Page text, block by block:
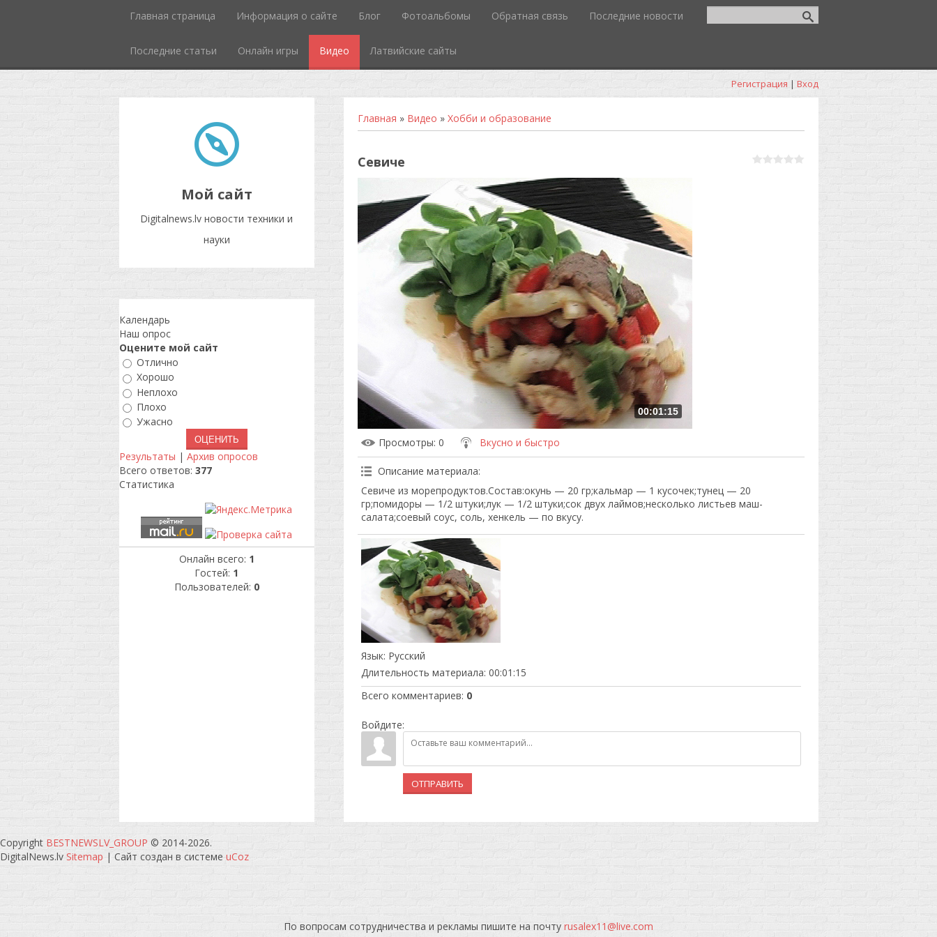
Главная страница Информация о сайте Блог Фотоальбомы Обратная связь Последние новости
Последние статьи Онлайн игры Видео Латвийские сайты
Регистрация | Вход
Мой сайт
Digitalnews.lv новости техники и
науки
Главная » Видео » Хобби и образование
Севиче
00:01:15
Просмотры: 0 Вкусно и быстро
Описание материала:
Севиче из морепродуктов.Состав:окунь — 20 гр;кальмар — 1 кусочек;тунец — 20
гр;помидоры — 1/2 штуки;лук — 1/2 штуки;сок двух лаймов;несколько листьев маш-
салата;соевый соус, соль, хенкель — по вкусу.
Язык: Русский
Длительность материала: 00:01:15
Всего комментариев: 0
Войдите:
ОТПРАВИТЬ
Календарь
Наш опрос
Оцените мой сайт
Отлично
Хорошо
Неплохо
Плохо
Ужасно
Результаты | Архив опросов
Всего ответов: 377
Статистика
Онлайн всего: 1
Гостей: 1
Пользователей: 0
Copyright BESTNEWSLV_GROUP © 2014-2026.
DigitalNews.lv Sitemap | Сайт создан в системе uCoz
По вопросам сотрудничества и рекламы пишите на почту rusalex11@live.com